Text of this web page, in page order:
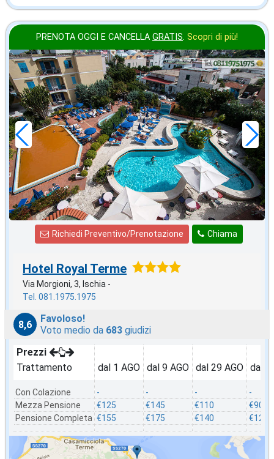
PRENOTA OGGI E CANCELLA GRATIS. Scopri di più!
agosto
in offerta da
€110,00
a notte
Chiama
Richiedi Preventivo/Prenotazione
Hotel Royal Terme
Via Morgioni, 3, Ischia -
Tel. 081.1975.1975
8,6
Favoloso!
Voto medio da 683 giudizi
Prezzi
Trattamento
Con Colazione
Mezza Pensione
Pensione Completa
dal 1 AGO
-
€125
€155
dal 9 AGO
-
€145
€175
dal 29 AGO
-
€110
€140
dal
-
€90
€120